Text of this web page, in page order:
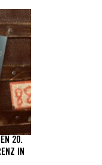
20.
IN